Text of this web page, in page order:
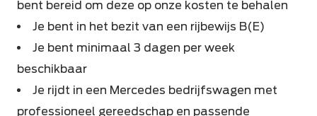
bent bereid om deze op onze kosten te behalen
Je bent in het bezit van een rijbewijs B(E)
Je bent minimaal 3 dagen per week
beschikbaar
Je rijdt in een Mercedes bedrijfswagen met
professioneel gereedschap en passende